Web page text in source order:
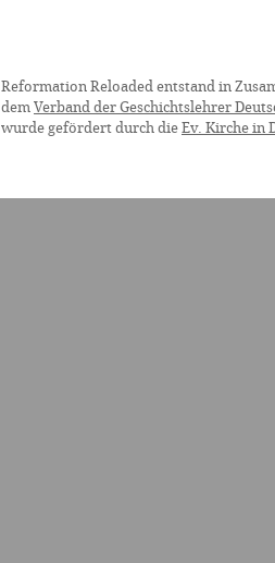
Reformation Reloaded entstand in
dem Verband der Geschichtslehrer
wurde gefördert durch die Ev. Kirche in